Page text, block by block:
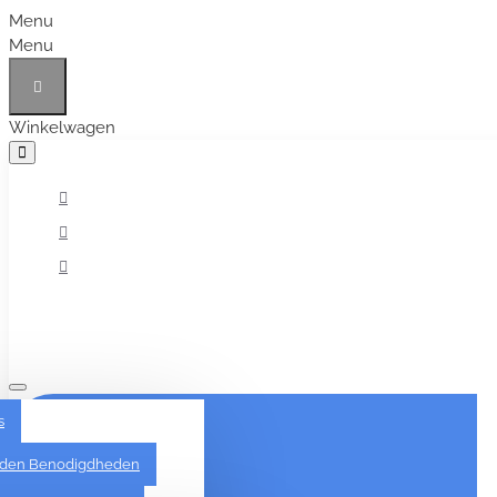
Menu
Menu
Winkelwagen
Alles
Benodigdheden